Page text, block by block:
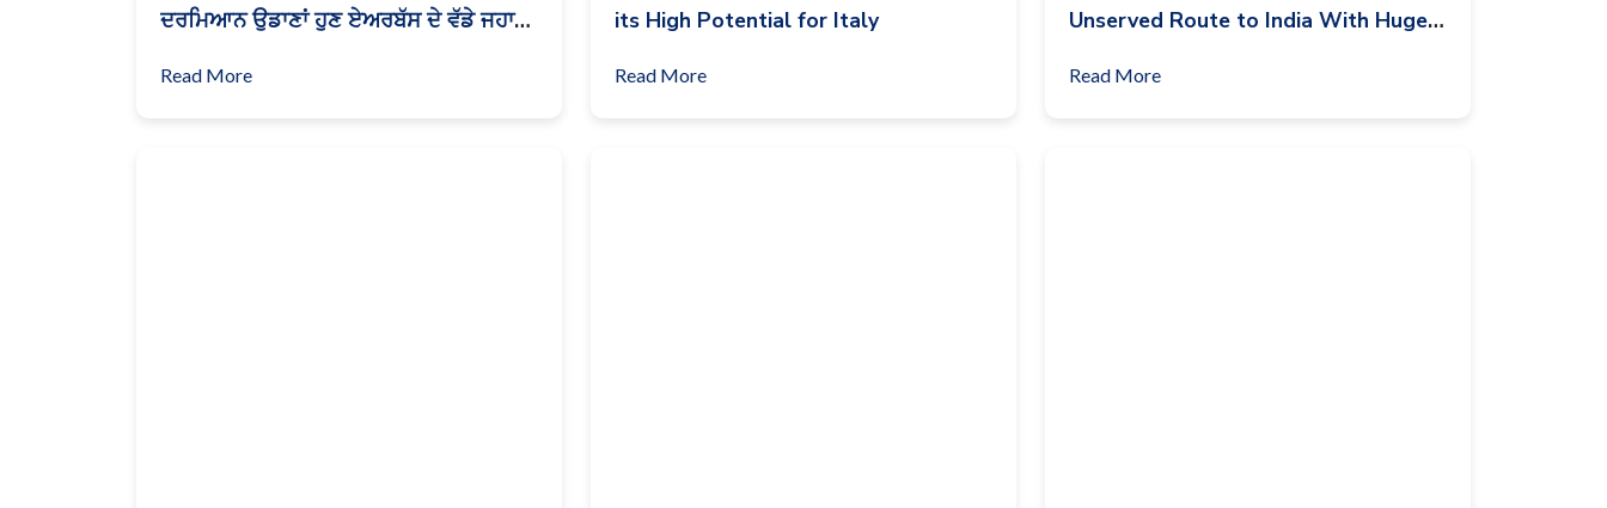
ਦਰਮਿਆਨ ਉਡਾਣਾਂ ਹੁਣ ਏਅਰਬੱਸ ਦੇ ਵੱਡੇ ਜਹਾਜ਼
Read More
its High Potential for Italy
Read More
Unserved Route to India With Huge
Read More